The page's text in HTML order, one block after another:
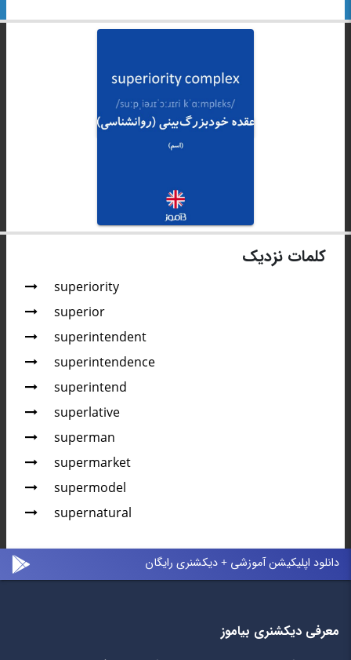
کلمات نزدیک
superiority
superior
superintendent
superintendence
superintend
superlative
superman
supermarket
supermodel
supernatural
دانلود اپلیکیشن آموزشی + دیکشنری رایگان
معرفی دیکشنری بیاموز